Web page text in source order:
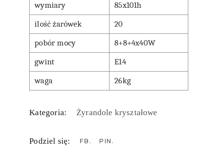
wymiary 85x101h
ilość żarówek 20
pobór mocy 8+8+4x40W
gwint E14
waga 26kg
Kategoria: Żyrandole kryształowe
Podziel się: FB PIN